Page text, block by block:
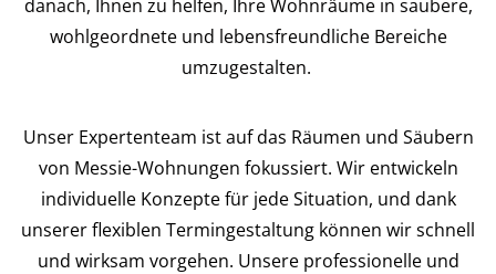
danach, Ihnen zu helfen, Ihre Wohnräume in saubere,
wohlgeordnete und lebensfreundliche Bereiche
umzugestalten.
Unser Expertenteam ist auf das Räumen und Säubern
von Messie-Wohnungen fokussiert. Wir entwickeln
individuelle Konzepte für jede Situation, und dank
unserer flexiblen Termingestaltung können wir schnell
und wirksam vorgehen. Unsere professionelle und